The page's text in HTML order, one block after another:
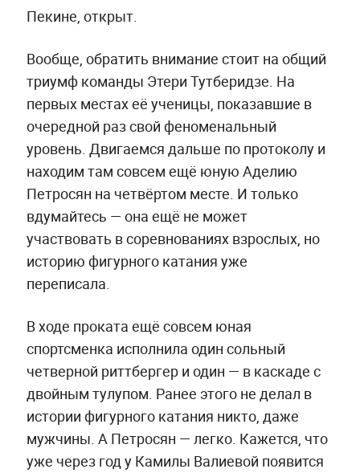
Пекине, открыт.
Вообще, обратить внимание стоит на общий
триумф команды Этери Тутберидзе. На
первых местах её ученицы, показавшие в
очередной раз свой феноменальный
уровень. Двигаемся дальше по протоколу и
находим там совсем ещё юную Аделию
Петросян на четвёртом месте. И только
вдумайтесь — она ещё не может
участвовать в соревнованиях взрослых, но
историю фигурного катания уже
переписала.
В ходе проката ещё совсем юная
спортсменка исполнила один сольный
четверной риттбергер и один — в каскаде с
двойным тулупом. Ранее этого не делал в
истории фигурного катания никто, даже
мужчины. А Петросян — легко. Кажется, что
уже через год у Камилы Валиевой появится